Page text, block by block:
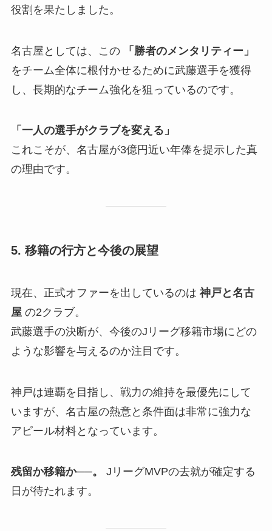
役割を果たしました。
名古屋としては、この
「勝者のメンタリティー」
をチーム全体に根付かせるために武藤選手を獲得
し、長期的なチーム強化を狙っているのです。
「一人の選手がクラブを変える」
これこそが、名古屋が3億円近い年俸を提示した真
の理由です。
5. 移籍の行方と今後の展望
現在、正式オファーを出しているのは 神戸と名古
屋 の2クラブ。
武藤選手の決断が、今後のJリーグ移籍市場にどの
ような影響を与えるのか注目です。
神戸は連覇を目指し、戦力の維持を最優先にして
いますが、名古屋の熱意と条件面は非常に強力な
アピール材料となっています。
残留か移籍か──。
JリーグMVPの去就が確定する
日が待たれます。